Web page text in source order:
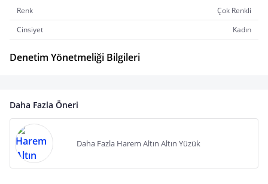
Renk
Çok Renkli
Cinsiyet
Kadın
Denetim Yönetmeliği Bilgileri
Daha Fazla Öneri
Daha Fazla Harem Altın Altın Yüzük